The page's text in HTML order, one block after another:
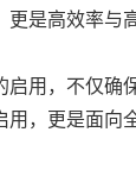
是高效率与
启用，不仅确
，更是面向